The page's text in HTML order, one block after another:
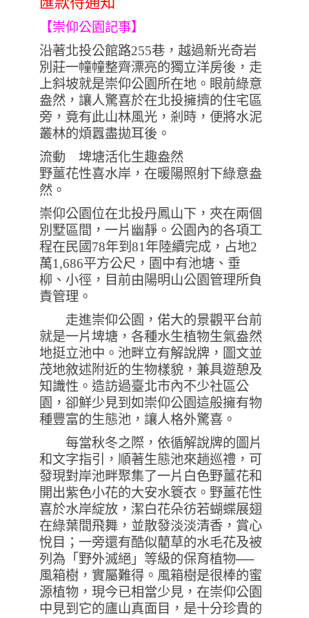
【崇仰公園記事】
沿著北投公館路255巷，越過新光奇岩
別莊一幢幢整齊漂亮的獨立洋房後，走
上斜坡就是崇仰公園所在地。眼前綠意
盎然，讓人驚喜於在北投擁擠的住宅區
旁，竟有此山林風光，剎時，便將水泥
叢林的煩囂盡拋耳後。
流動 埤塘活化生趣盎然
野薑花性喜水岸，在暖陽照射下綠意盎
然。
崇仰公園位在北投丹鳳山下，夾在兩個
別墅區間，一片幽靜。公園內的各項工
程在民國78年到81年陸續完成，占地2
萬1,686平方公尺，園中有池塘、垂
柳、小徑，目前由陽明山公園管理所負
責管理。
走進崇仰公園，偌大的景觀平台前
就是一片埤塘，各種水生植物生氣盎然
地挺立池中。池畔立有解說牌，圖文並
茂地敘述附近的生物樣貌，兼具遊憩及
知識性。造訪過臺北市內不少社區公
園，卻鮮少見到如崇仰公園這般擁有物
種豐富的生態池，讓人格外驚喜。
每當秋冬之際，依循解說牌的圖片
和文字指引，順著生態池來趟巡禮，可
發現對岸池畔聚集了一片白色野薑花和
開出紫色小花的大安水簑衣。野薑花性
喜於水岸綻放，潔白花朵彷若蝴蝶展翅
在綠葉間飛舞，並散發淡淡清香，賞心
悅目；一旁還有酷似藺草的水毛花及被
列為「野外滅絕」等級的保育植物──
風箱樹，實屬難得。風箱樹是很棒的蜜
源植物，現今已相當少見，在崇仰公園
中見到它的廬山真面目，是十分珍貴的